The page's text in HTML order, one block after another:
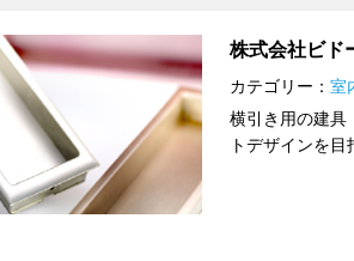
株式会社ビド
カテゴリー： 室
横引き用の建具
トデザインを目